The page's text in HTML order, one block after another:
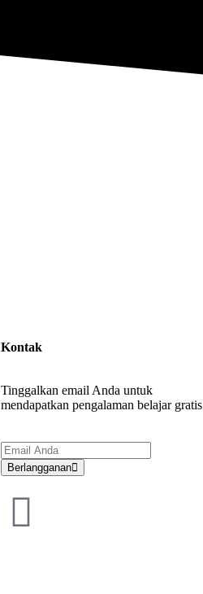
Kontak
Tinggalkan email Anda untuk
mendapatkan pengalaman belajar gratis
Berlangganan